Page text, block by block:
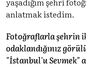
anlatmak istedim.
Fotoğraflarla şehrin
odaklandığınız
"İstanbul'u Sevmek"